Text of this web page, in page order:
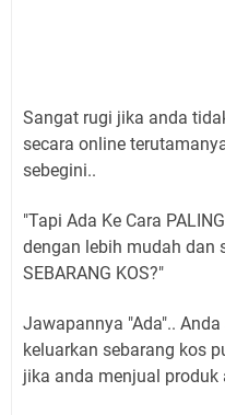
Sangat rugi jika anda
secara online
sebegini..
"Tapi Ada Ke Cara
dengan lebih mudah dan
SEBARANG KOS?"
Jawapannya "Ada"..
keluarkan sebarang kos
jika anda menjual produk